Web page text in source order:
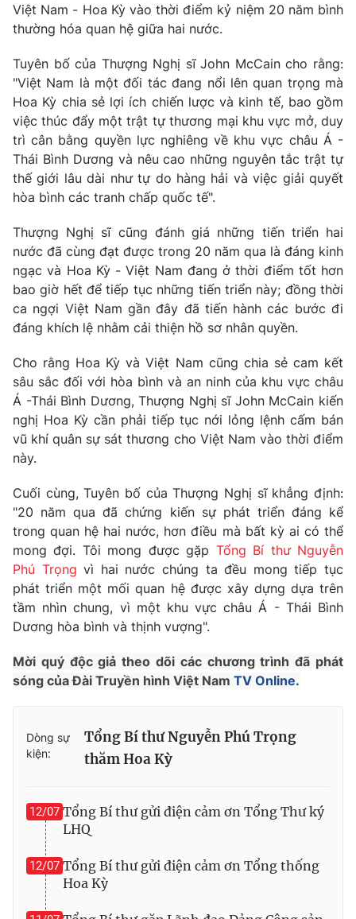
Phim VTV
Hậu trường
Nhân vật
Khán giả
Giải sao mai
Giải trí
Điện ảnh
Âm nhạc
Sao
Đời sống
Du lịch
Làm đẹp
Chất lượng cuộc sống
Giáo dục
Tuyển sinh
Học trực tuyến
Công nghệ
Hitech Công nghệ tương lai
Sản phẩm
Thị trường
Tư vấn
Giao lưu trực tuyến
Lịch phát sóng
Chuyên mục khác
Emagazine
Photo Infographic
Video Shorts video
VTV Sức khoẻ Bất động sản
Thị trường 24h Tấm lòng Việt
VTV4 Vươn mình bằng AI
VTV9 VTV8
Theo dõi báo trên
Cơ quan chủ quản: Đài Truyền hình Việt Nam
Việt Nam - Hoa Kỳ vào thời điểm kỷ niệm 20 năm bình
thường hóa quan hệ giữa hai nước.
Tuyên bố của Thượng Nghị sĩ John McCain cho rằng:
"Việt Nam là một đối tác đang nổi lên quan trọng mà
Hoa Kỳ chia sẻ lợi ích chiến lược và kinh tế, bao gồm
việc thúc đẩy một trật tự thương mại khu vực mở, duy
trì cân bằng quyền lực nghiêng về khu vực châu Á -
Thái Bình Dương và nêu cao những nguyên tắc trật tự
thế giới lâu dài như tự do hàng hải và việc giải quyết
hòa bình các tranh chấp quốc tế".
Thượng Nghị sĩ cũng đánh giá những tiến triển hai
nước đã cùng đạt được trong 20 năm qua là đáng kinh
ngạc và Hoa Kỳ - Việt Nam đang ở thời điểm tốt hơn
bao giờ hết để tiếp tục những tiến triển này; đồng thời
ca ngợi Việt Nam gần đây đã tiến hành các bước đi
đáng khích lệ nhằm cải thiện hồ sơ nhân quyền.
Cho rằng Hoa Kỳ và Việt Nam cũng chia sẻ cam kết
sâu sắc đối với hòa bình và an ninh của khu vực châu
Á -Thái Bình Dương, Thượng Nghị sĩ John McCain kiến
nghị Hoa Kỳ cần phải tiếp tục nới lỏng lệnh cấm bán
vũ khí quân sự sát thương cho Việt Nam vào thời điểm
này.
Cuối cùng, Tuyên bố của Thượng Nghị sĩ khẳng định:
"20 năm qua đã chứng kiến sự phát triển đáng kể
trong quan hệ hai nước, hơn điều mà bất kỳ ai có thể
mong đợi. Tôi mong được gặp Tổng Bí thư Nguyễn
Phú Trọng vì hai nước chúng ta đều mong tiếp tục
phát triển một mối quan hệ được xây dựng dựa trên
tầm nhìn chung, vì một khu vực châu Á - Thái Bình
Dương hòa bình và thịnh vượng".
Mời quý độc giả theo dõi các chương trình đã phát
sóng của Đài Truyền hình Việt Nam TV Online.
Dòng sự
kiện:
Tổng Bí thư Nguyễn Phú Trọng
thăm Hoa Kỳ
12/07 Tổng Bí thư gửi điện cảm ơn Tổng Thư ký
LHQ
12/07 Tổng Bí thư gửi điện cảm ơn Tổng thống
Hoa Kỳ